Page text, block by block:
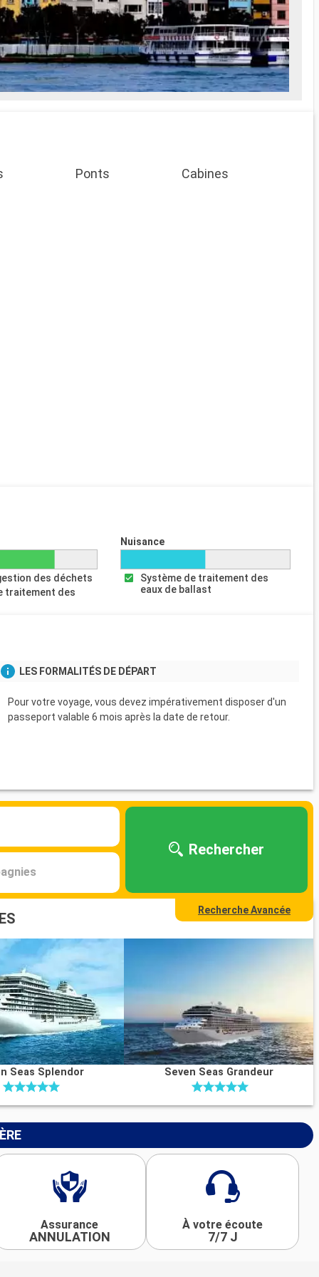
Ponts Cabines
des déchets
traitement des
Nuisance
Système de traitement des
eaux de ballast
LES FORMALITÉS DE DÉPART
Pour votre voyage, vous devez impérativement disposer d'un
passeport valable 6 mois après la date de retour.
Rechercher
Recherche Avancée
Seas Splendor Seven Seas Grandeur
Assurance
ANNULATION
À votre écoute
7/7 J